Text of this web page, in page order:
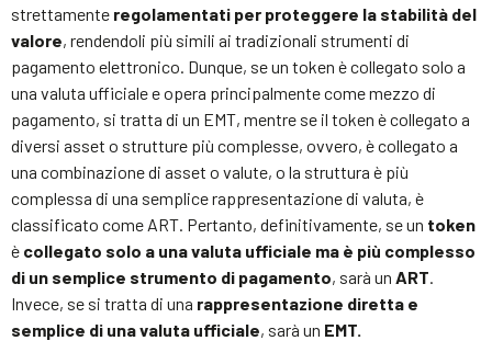
strettamente regolamentati per proteggere la stabilità del
valore, rendendoli più simili ai tradizionali strumenti di
pagamento elettronico. Dunque, se un token è collegato solo a
una valuta ufficiale e opera principalmente come mezzo di
pagamento, si tratta di un EMT, mentre se il token è collegato a
diversi asset o strutture più complesse, ovvero, è collegato a
una combinazione di asset o valute, o la struttura è più
complessa di una semplice rappresentazione di valuta, è
classificato come ART. Pertanto, definitivamente, se un token
è collegato solo a una valuta ufficiale ma è più complesso
di un semplice strumento di pagamento, sarà un ART.
Invece, se si tratta di una rappresentazione diretta e
semplice di una valuta ufficiale, sarà un EMT.